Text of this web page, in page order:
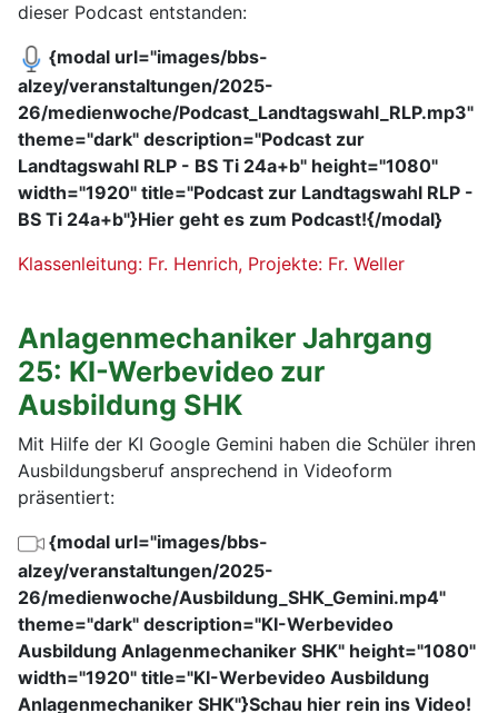
dieser Podcast entstanden:
{modal url="images/bbs-
alzey/veranstaltungen/2025-
26/medienwoche/Podcast_Landtagswahl_RLP.mp3"
theme="dark" description="Podcast zur
Landtagswahl RLP - BS Ti 24a+b" height="1080"
width="1920" title="Podcast zur Landtagswahl RLP -
BS Ti 24a+b"}Hier geht es zum Podcast!{/modal}
Klassenleitung: Fr. Henrich, Projekte: Fr. Weller
Anlagenmechaniker Jahrgang
25: KI-Werbevideo zur
Ausbildung SHK
Mit Hilfe der KI Google Gemini haben die Schüler ihren
Ausbildungsberuf ansprechend in Videoform
präsentiert:
{modal url="images/bbs-
alzey/veranstaltungen/2025-
26/medienwoche/Ausbildung_SHK_Gemini.mp4"
theme="dark" description="KI-Werbevideo
Ausbildung Anlagenmechaniker SHK" height="1080"
width="1920" title="KI-Werbevideo Ausbildung
Anlagenmechaniker SHK"}Schau hier rein ins Video!